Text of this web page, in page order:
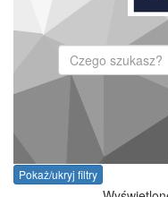
Pokaż/ukryj filtry